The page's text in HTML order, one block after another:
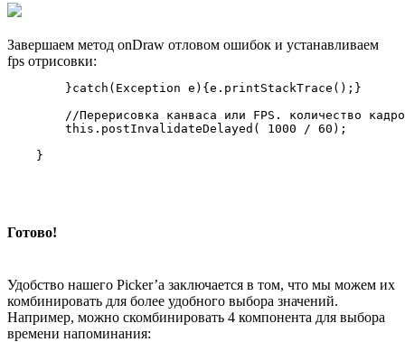
Завершаем метод onDraw отловом ошибок и устанавливаем
fps отрисовки:
        }catch(Exception e){e.printStackTrace();}
//Перерисовка канваса или FPS. количество
        this.postInvalidateDelayed( 1000 / 60);
Готово!
Удобство нашего Picker’a заключается в том, что мы можем их
комбинировать для более удобного выбора значений.
Например, можно скомбинировать 4 компонента для выбора
времени напоминания: